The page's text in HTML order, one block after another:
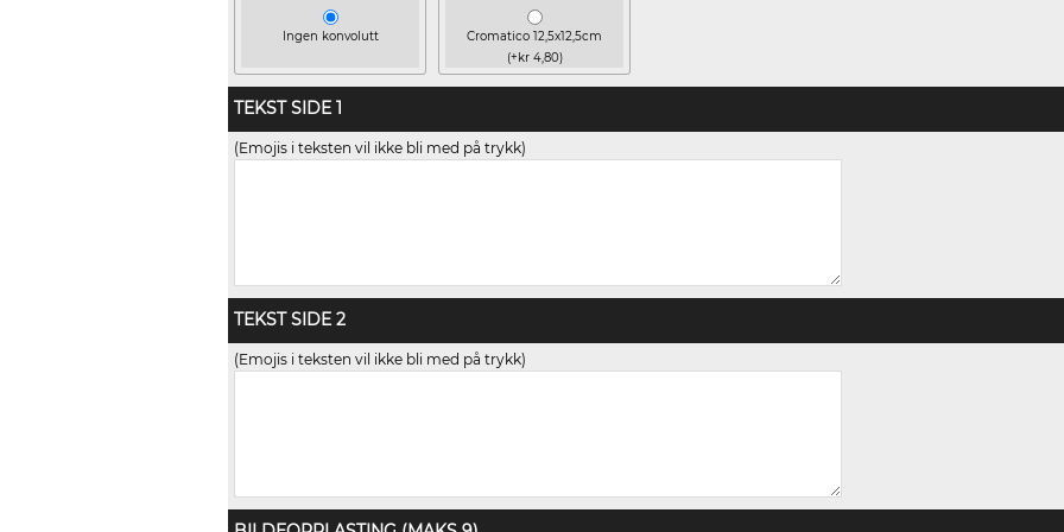
Ingen konvolutt
Cromatico 12,5x12,5cm
(+kr 4,80)
TEKST SIDE 1
(Emojis i teksten vil ikke bli med på trykk)
TEKST SIDE 2
(Emojis i teksten vil ikke bli med på trykk)